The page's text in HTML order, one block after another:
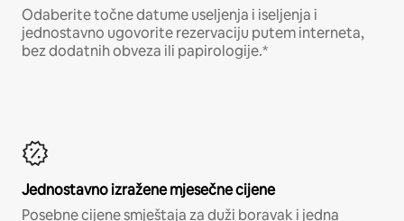
Odaberite točne datume useljenja i iseljenja i
jednostavno ugovorite rezervaciju putem interneta,
bez dodatnih obveza ili papirologije.*
Jednostavno izražene mjesečne cijene
Posebne cijene smještaja za duži boravak i jedna